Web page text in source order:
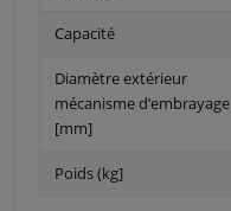
Capacité
Diamètre extérieur
mécanisme d’embrayage
[mm]
Poids (kg]